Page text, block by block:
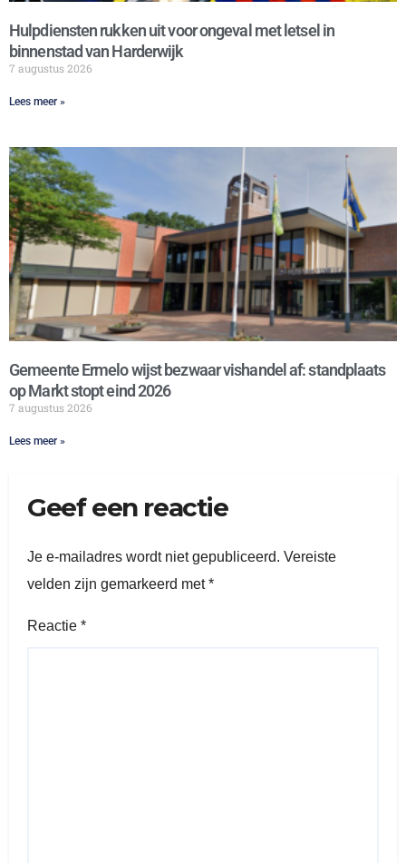
Hulpdiensten rukken uit voor ongeval met letsel in
binnenstad van Harderwijk
7 augustus 2026
Lees meer »
Gemeente Ermelo wijst bezwaar vishandel af: standplaats
op Markt stopt eind 2026
7 augustus 2026
Lees meer »
Geef een reactie
Je e-mailadres wordt niet gepubliceerd. Vereiste
velden zijn gemarkeerd met*
Reactie *